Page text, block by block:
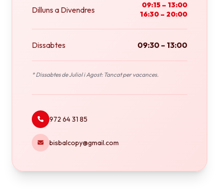
Dilluns a Divendres
09:15 – 13:00
16:30 – 20:00
Dissabtes 09:30 – 13:00
* Dissabtes de Juliol i Agost: Tancat per vacances.
972 64 31 85
bisbalcopy@gmail.com